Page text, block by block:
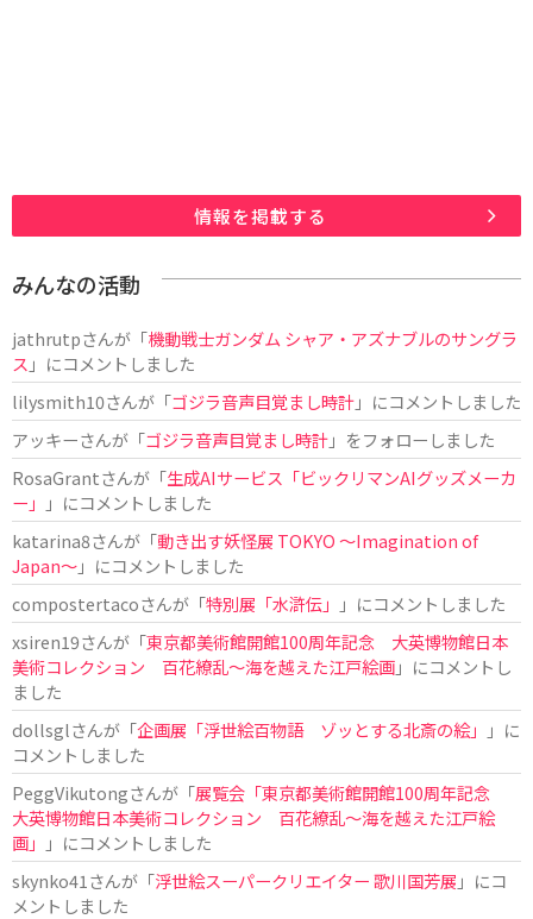
情報を掲載する
みんなの活動
jathrutpさんが「機動戦士ガンダム シャア・アズナブルのサングラ
ス 」にコメントしました
lilysmith10さんが「ゴジラ音声目覚まし時計」にコメントしました
アッキーさんが「ゴジラ音声目覚まし時計」をフォローしました
RosaGrantさんが「生成AIサービス「ビックリマンAIグッズメーカ
ー」
」にコメントしました
katarina8さんが「動き出す妖怪展 TOKYO 〜Imagination of
Japan〜」にコメントしました
compostertacoさんが「特別展「水滸伝」
」にコメントしました
xsiren19さんが「東京都美術館開館100周年記念 大英博物館日本
美術コレクション 百花繚乱～海を越えた江戸絵画」にコメントし
ました
dollsglさんが「企画展「浮世絵百物語 ゾッとする北斎の絵」
」に
コメントしました
PeggVikutongさんが「展覧会「東京都美術館開館100周年記念
大英博物館日本美術コレクション 百花繚乱〜海を越えた江戸絵
画」
」にコメントしました
skynko41 さんが「浮世絵スーパークリエイター 歌川国芳展 」にコ
メントしました